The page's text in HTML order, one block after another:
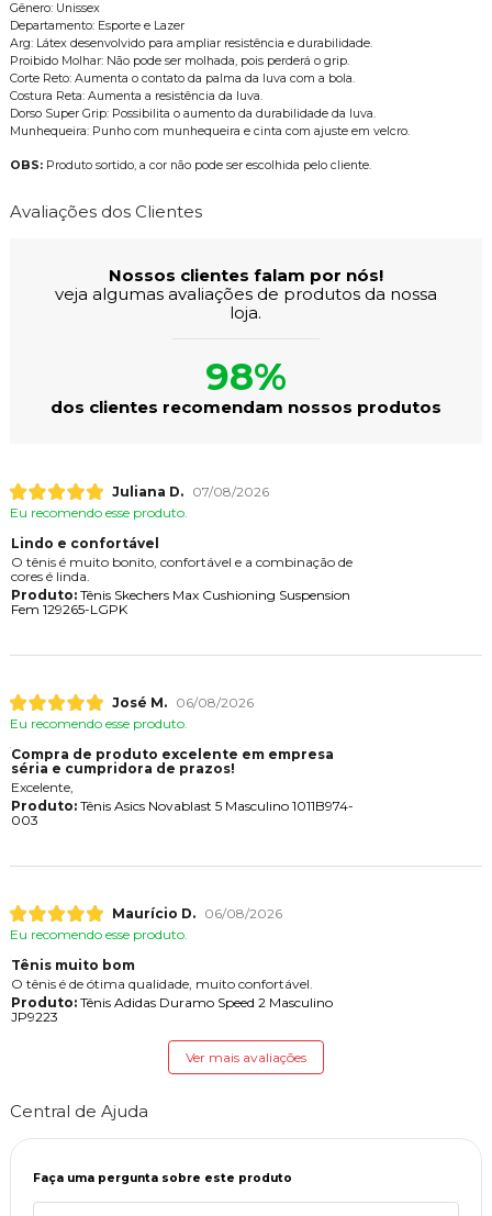
Gênero: Unissex
Departamento: Esporte e Lazer
Arg: Látex desenvolvido para ampliar resistência e durabilidade.
Proibido Molhar: Não pode ser molhada, pois perderá o grip.
Corte Reto: Aumenta o contato da palma da luva com a bola.
Costura Reta: Aumenta a resistência da luva.
Dorso Super Grip: Possibilita o aumento da durabilidade da luva.
Munhequeira: Punho com munhequeira e cinta com ajuste em velcro.
OBS: Produto sortido, a cor não pode ser escolhida pelo cliente.
Avaliações dos Clientes
Nossos clientes falam por nós!
veja algumas avaliações de produtos da nossa
loja.
98%
dos clientes recomendam nossos produtos
Juliana D.
07/08/2026
Eu recomendo esse produto.
Lindo e confortável
O tênis é muito bonito, confortável e a combinação de
cores é linda.
Produto:Tênis Skechers Max Cushioning Suspension
Fem 129265-LGPK
José M.
06/08/2026
Eu recomendo esse produto.
Compra de produto excelente em empresa
séria e cumpridora de prazos!
Excelente,
Produto:Tênis Asics Novablast 5 Masculino 1011B974-
003
Maurício D.
06/08/2026
Eu recomendo esse produto.
Tênis muito bom
O tênis é de ótima qualidade, muito confortável.
Produto:Tênis Adidas Duramo Speed 2 Masculino
JP9223
Ver mais avaliações
Central de Ajuda
Faça uma pergunta sobre este produto